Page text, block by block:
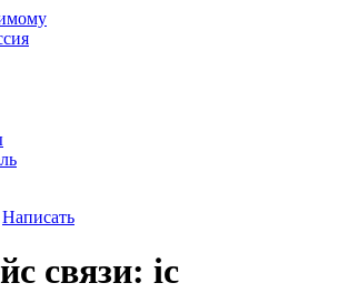
Написать
связи: ic